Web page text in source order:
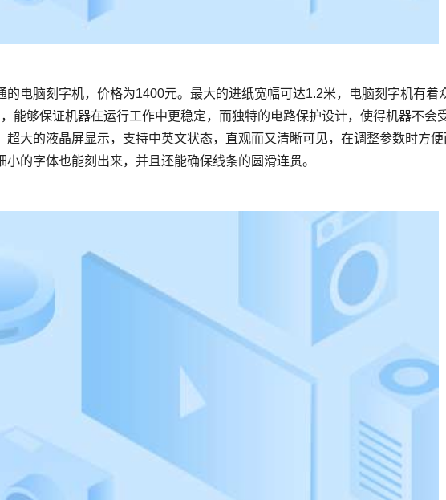
能够保证机器在运行工作中更稳定，而独特的电路保护设计，使得机器不会
超大的液晶屏显示，支持中英文状态，直观而又清晰可见，在调整参数时方